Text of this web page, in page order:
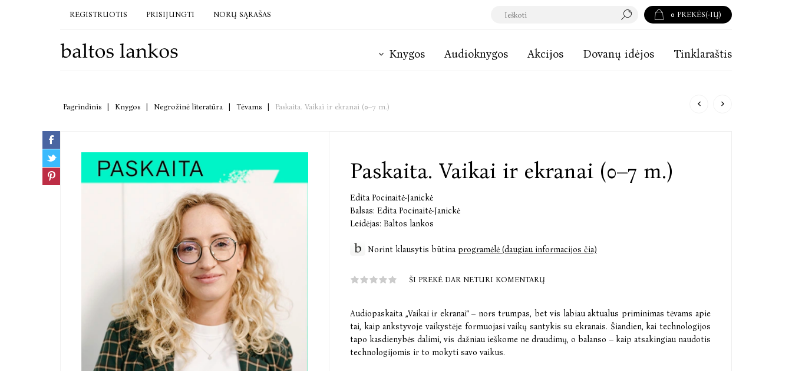
REGISTRUOTIS PRISIJUNGTI NORŲ SĄRAŠAS 0 PREKĖS(-IŲ)
Knygos Audioknygos Akcijos Dovanų idėjos Tinklaraštis
Pagrindinis Knygos Negrožinė literatūra Tėvams Paskaita. Vaikai ir ekranai (0–7 m.)
Paskaita. Vaikai ir ekranai (0–7 m.)
Edita Pocinaitė-Janickė
Balsas: Edita Pocinaitė-Janickė
Leidėjas: Baltos lankos
Norint klausytis būtinaprogramėlė (daugiau informacijos čia)
ŠI PREKĖ DAR NETURI KOMENTARŲ
Audiopaskaita „Vaikai ir ekranai“ – nors trumpas, bet vis labiau aktualus priminimas tėvams apie
tai, kaip ankstyvoje vaikystėje formuojasi vaikų santykis su ekranais. Šiandien, kai technologijos
tapo kasdienybės dalimi, vis dažniau ieškome ne draudimų, o balanso – kaip atsakingiau naudotis
technologijomis ir to mokyti savo vaikus.